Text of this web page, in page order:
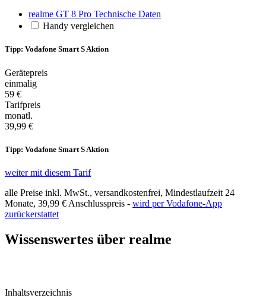
realme GT 8 Pro Technische Daten
Handy vergleichen
Tipp: Vodafone Smart S Aktion
Gerätepreis
einmalig
59 €
Tarifpreis
monatl.
39,99 €
Tipp: Vodafone Smart S Aktion
weiter mit diesem Tarif
alle Preise inkl. MwSt., versandkostenfrei, Mindestlaufzeit 24
Monate, 39,99 € Anschlusspreis - wird per Vodafone-App
zurückerstattet
Wissenswertes über realme
Inhaltsverzeichnis